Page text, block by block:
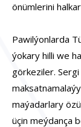
önümlerini
Pawilýonlarda
ýokary hilli we
görkeziler.
maýadarlary
üçin meýdança